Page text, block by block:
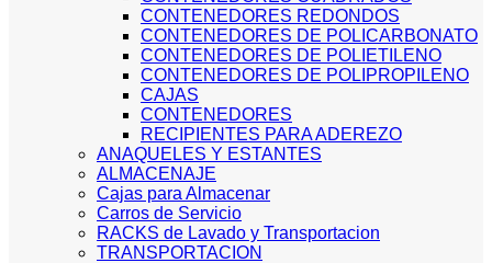
CONTENEDORES REDONDOS
CONTENEDORES DE POLICARBONATO
CONTENEDORES DE POLIETILENO
CONTENEDORES DE POLIPROPILENO
CAJAS
CONTENEDORES
RECIPIENTES PARA ADEREZO
ANAQUELES Y ESTANTES
ALMACENAJE
Cajas para Almacenar
Carros de Servicio
RACKS de Lavado y Transportacion
TRANSPORTACION